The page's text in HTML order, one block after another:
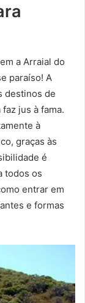
a Arraial do
paraíso! A
destinos de
jus à fama.
à
graças às
é
todos os
entrar em
e formas